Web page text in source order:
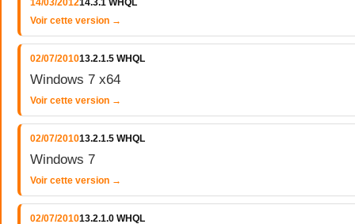
14/03/201214.3.1 WHQL
Voir cette version →
02/07/201013.2.1.5 WHQL
Windows 7 x64
Voir cette version →
02/07/201013.2.1.5 WHQL
Windows 7
Voir cette version →
02/07/201013.2.1.0 WHQL